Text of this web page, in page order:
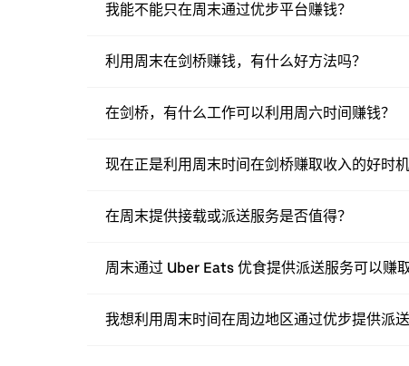
我能不能只在周末通过优步平台赚钱？
利用周末在剑桥赚钱，有什么好方法吗？
在剑桥，有什么工作可以利用周六时间赚钱？
现在正是利用周末时间在剑桥赚取收入的好时机
在周末提供接载或派送服务是否值得？
周末通过 Uber Eats 优食提供派送服务可以赚
我想利用周末时间在周边地区通过优步提供派